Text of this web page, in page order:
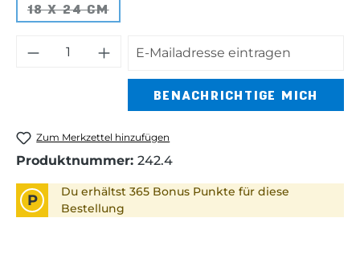
18 X 24 CM
(DIESE OPTION IST ZURZEIT NICHT
BENACHRICHTIGE MICH
Zum Merkzettel hinzufügen
Produktnummer: 242.4
P
Du erhältst 365 Bonus Punkte für diese
Bestellung